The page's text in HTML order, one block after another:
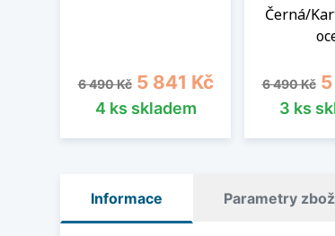
Běžná cena
6 490 Kč Cena
5 841 Kč
4 ks skladem
Černá/
Běžná
6 490 Kč
3 ks
Informace Parametry